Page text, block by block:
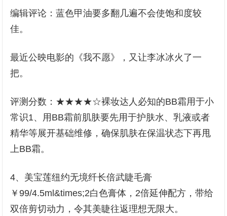
编辑评论：蓝色甲油要多翻几遍不会使饱和度较
佳。
最近公映电影的《我不愿》，又让李冰冰火了一
把。
评测分数：★★★★☆裸妆达人必知的BB霜用于小
常识1、用BB霜前肌肤要先用于护肤水、乳液或者
精华等展开基础维修，确保肌肤在保温状态下再甩
上BB霜。
4、美宝莲纽约无境纤长倍武睫毛膏
￥99/4.5ml&times;2白色膏体，2倍延伸配方，带给
双倍剪切动力，令其美睫往返理想无限大。